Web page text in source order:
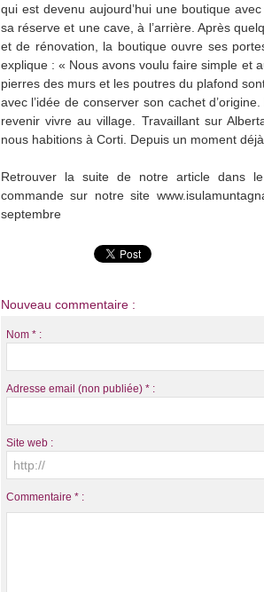
qui est devenu aujourd’hui une boutique
sa réserve et une cave, à l’arrière. Après
et de rénovation, la boutique ouvre ses
explique : « Nous avons voulu faire simple et
pierres des murs et les poutres du plafond
avec l’idée de conserver son cachet
revenir vivre au village. Travaillant sur
nous habitions à Corti. Depuis un moment
Retrouver la suite de notre article dans
commande sur notre site
septembre
Nouveau commentaire :
Nom * :
Adresse email (non publiée) * :
Site web :
Commentaire * :